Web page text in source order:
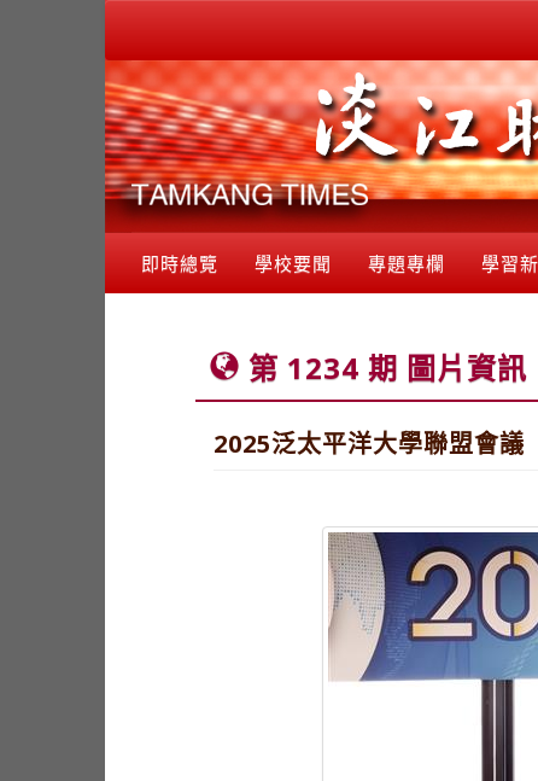
即時總覽 學校要聞 專題專欄 學習
第 1234 期 圖片資訊
2025泛太平洋大學聯盟會議